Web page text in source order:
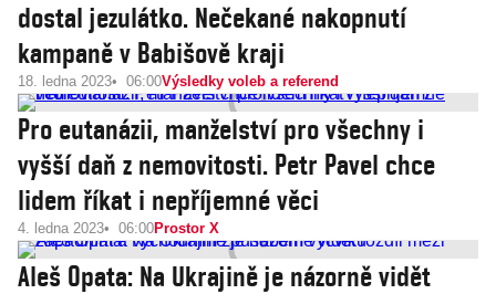
dostal jezulátko. Nečekané nakopnutí
kampaně v Babišově kraji
18. ledna 2023 06:00Výsledky voleb a referend
Pro eutanázii, manželství pro všechny i
vyšší daň z nemovitosti. Petr Pavel chce
lidem říkat i nepříjemné věci
4. ledna 2023 06:00Prostor X
Aleš Opata: Na Ukrajině je názorně vidět